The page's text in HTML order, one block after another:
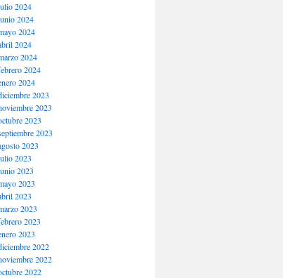
2024
2024
2024
2024
2024
2024
2024
2023
2023
2023
2023
2023
2023
2023
2023
2023
2023
2023
2023
2022
2022
2022